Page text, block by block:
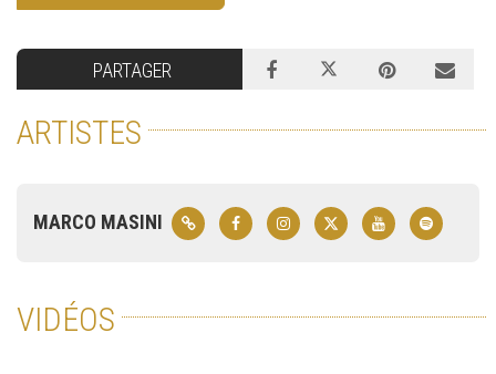
PARTAGER
ARTISTES
MARCO MASINI
VIDÉOS